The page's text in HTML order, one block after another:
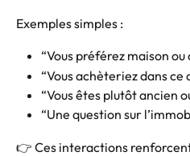
Exemples simples :
“Vous préférez maison
“Vous achèteriez dans ce
“Vous êtes plutôt ancien
“Une question sur
👉 Ces interactions